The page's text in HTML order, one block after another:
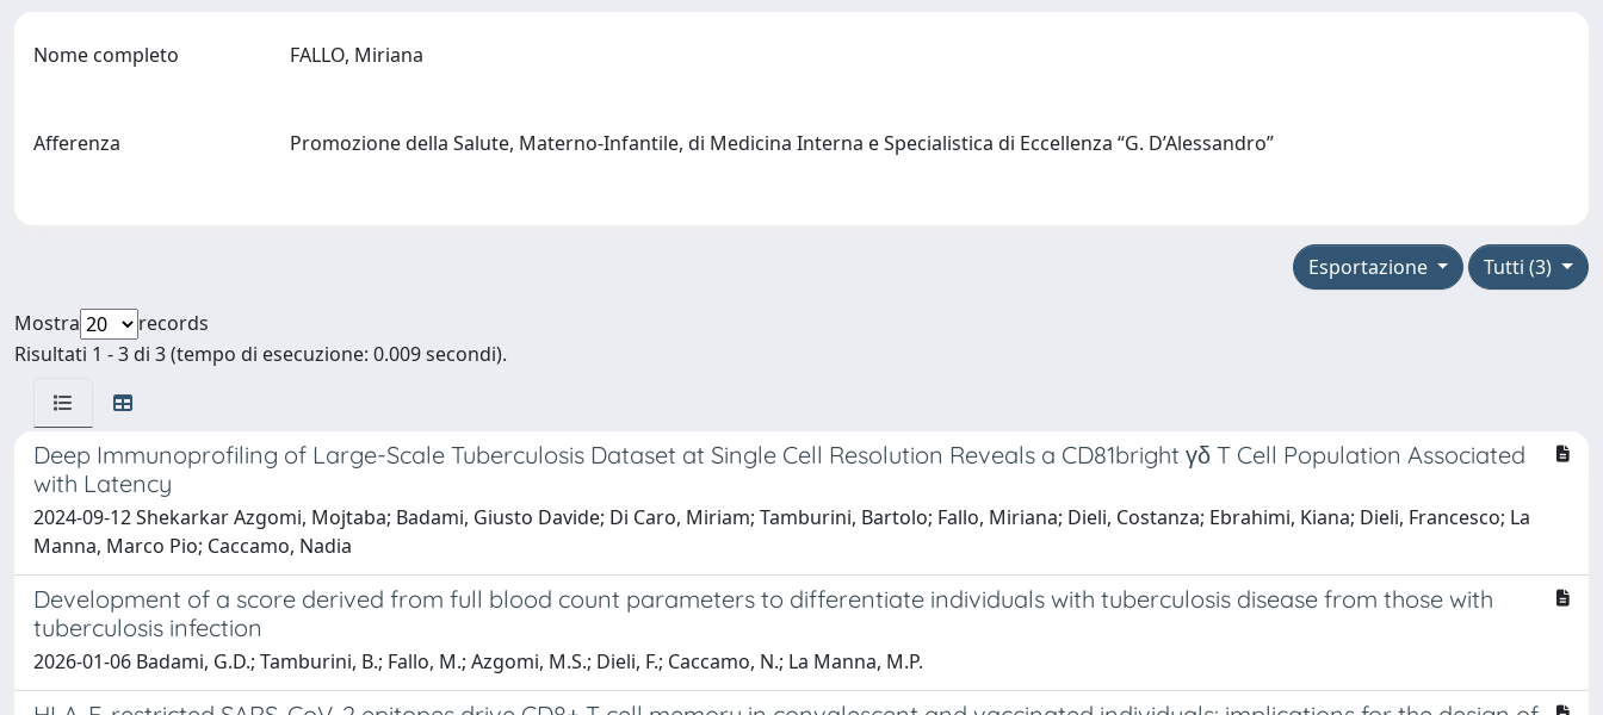
Nome completo FALLO, Miriana
Afferenza Promozione della Salute, Materno-Infantile, di Medicina Interna e Specialistica di Eccellenza “G. D’Alessandro”
Tutti (3)
Esportazione
Mostra
records
Risultati 1 - 3 di 3 (tempo di esecuzione: 0.009 secondi).
Deep Immunoprofiling of Large-Scale Tuberculosis Dataset at Single Cell Resolution Reveals a CD81bright γδ T Cell Population Associated
with Latency
2024-09-12 Shekarkar Azgomi, Mojtaba; Badami, Giusto Davide; Di Caro, Miriam; Tamburini, Bartolo; Fallo, Miriana; Dieli, Costanza; Ebrahimi, Kiana; Dieli, Francesco; La
Manna, Marco Pio; Caccamo, Nadia
Development of a score derived from full blood count parameters to differentiate individuals with tuberculosis disease from those with
tuberculosis infection
2026-01-06 Badami, G.D.; Tamburini, B.; Fallo, M.; Azgomi, M.S.; Dieli, F.; Caccamo, N.; La Manna, M.P.